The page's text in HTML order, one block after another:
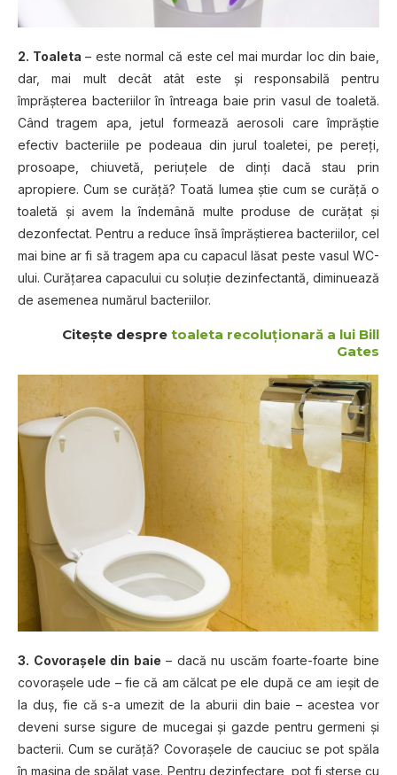
2. Toaleta – este normal că este cel mai murdar loc din baie,
dar, mai mult decât atât este şi responsabilă pentru
împrăşterea bacteriilor în întreaga baie prin vasul de toaletă.
Când tragem apa, jetul formează aerosoli care împrăştie
efectiv bacteriile pe podeaua din jurul toaletei, pe pereţi,
prosoape, chiuvetă, periuţele de dinţi dacă stau prin
apropiere. Cum se curăţă? Toată lumea ştie cum se curăţă o
toaletă şi avem la îndemână multe produse de curăţat şi
dezonfectat. Pentru a reduce însă împrăştierea bacteriilor, cel
mai bine ar fi să tragem apa cu capacul lăsat peste vasul WC-
ului. Curăţarea capacului cu soluţie dezinfectantă, diminuează
de asemenea numărul bacteriilor.
Citeşte despre toaleta recoluţionară a lui Bill
Gates
3. Covoraşele din baie – dacă nu uscăm foarte-foarte bine
covoraşele ude – fie că am călcat pe ele după ce am ieşit de
la duş, fie că s-a umezit de la aburii din baie – acestea vor
deveni surse sigure de mucegai şi gazde pentru germeni şi
bacterii. Cum se curăţă? Covoraşele de cauciuc se pot spăla
în maşina de spălat vase. Pentru dezinfectare, pot fi şterse cu